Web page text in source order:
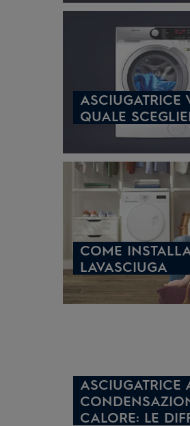
ASCIUGATRICE
QUALE
COME
LAVASCIUGA
ASCIUGATRICE
CALORE: LE